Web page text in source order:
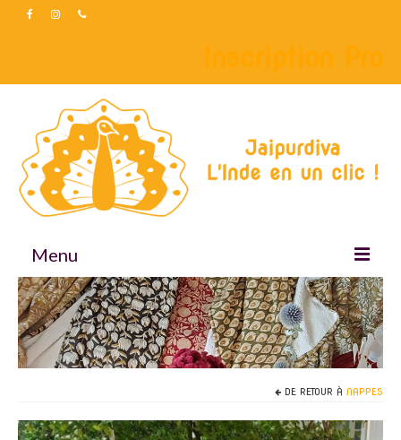
Inscription Pro
Menu
Accueil
Boutique
DE RETOUR À NAPPES